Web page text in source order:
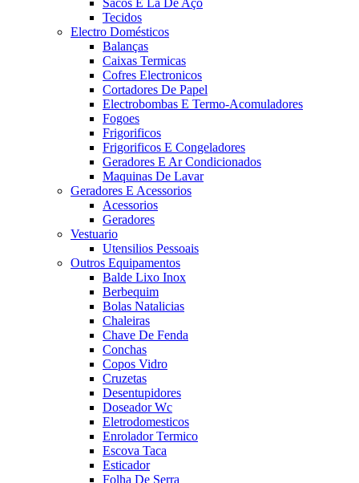
Sacos E Lã De Aço
Tecidos
Electro Domésticos
Balanças
Caixas Termicas
Cofres Electronicos
Cortadores De Papel
Electrobombas E Termo-Acomuladores
Fogoes
Frigorificos
Frigorificos E Congeladores
Geradores E Ar Condicionados
Maquinas De Lavar
Geradores E Acessorios
Acessorios
Geradores
Vestuario
Utensilios Pessoais
Outros Equipamentos
Balde Lixo Inox
Berbequim
Bolas Natalicias
Chaleiras
Chave De Fenda
Conchas
Copos Vidro
Cruzetas
Desentupidores
Doseador Wc
Eletrodomesticos
Enrolador Termico
Escova Taca
Esticador
Folha De Serra